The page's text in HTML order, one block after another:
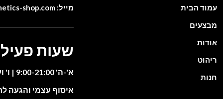
עמוד הבית
מבצעים
אודות
ריהוט
חנות
מייל: info@cosmetics-shop.com
שעות
א'-ה' 9:00-21:00 | ו' וערבי חג 9:00-13:00
איסוף עצמי והגעה